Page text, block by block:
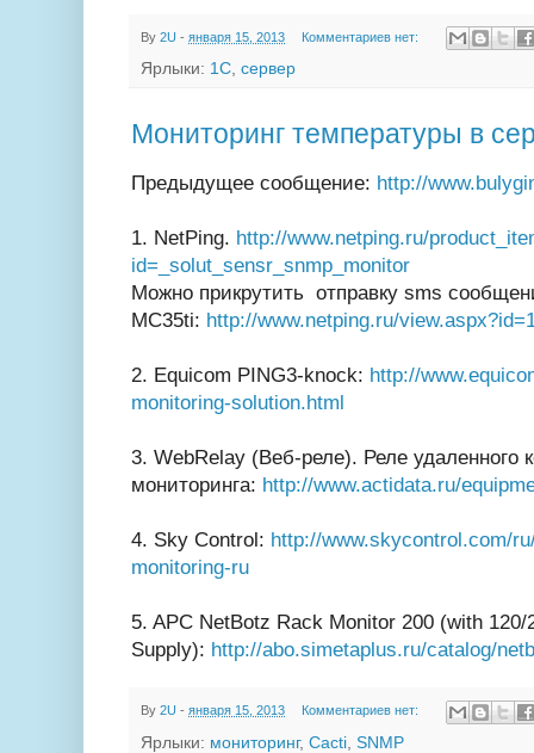
By 2U - января 15, 2013 Комментариев нет:
Ярлыки: 1С сервер
Мониторинг температуры в
Предыдущее сообщение: http://
1. NetPing. http://www.netping.ru/
id=_solut_sensr_snmp_monitor
Можно прикрутить отправку sms
MC35ti: http://www.netping.ru/
2. Equicom PING3-knock: http://
monitoring-solution.html
3. WebRelay (Веб-реле). Реле удаленного
мониторинга: http://www.actidata.ru/
4. Sky Control: http://www.skycontrol.com/
monitoring-ru
5. APC NetBotz Rack Monitor 200 (with 120/
Supply): http://abo.simetaplus.ru/catalog/
By 2U - января 15, 2013 Комментариев нет:
Ярлыки: мониторинг, Cacti SNMP